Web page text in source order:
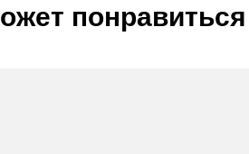
понравиться